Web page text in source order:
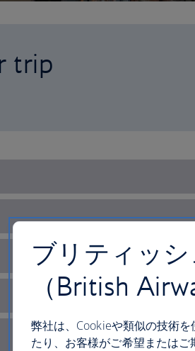
trip
ブリティッ
（British
弊社は、Cookieや類似の技術
たり、お客様がご希望または